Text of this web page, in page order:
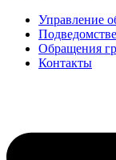
Управление
Обращения
Контакты